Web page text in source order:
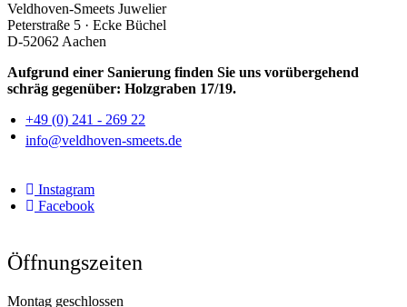
Veldhoven-Smeets Juwelier
Peterstraße 5 · Ecke Büchel
D-52062 Aachen
Aufgrund einer Sanierung finden Sie uns vorübergehend
schräg gegenüber: Holzgraben 17/19.
+49 (0) 241 - 269 22
info@veldhoven-smeets.de
Instagram
Facebook
Öffnungszeiten
Montag geschlossen